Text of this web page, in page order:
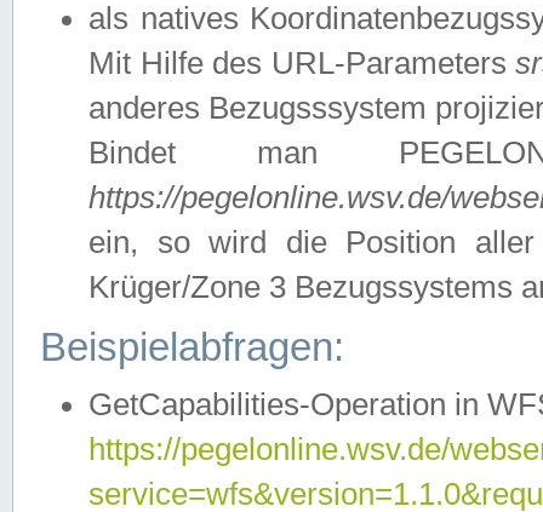
als natives
Mit Hilfe des URL-Parameters
anderes Bezugsssystem
Bindet man
https://pegelonline.wsv.de/
ein, so wird die Position
Krüger/Zone 3 Bezugssystems
Beispielabfragen:
GetCapabilities-Operation in
https://pegelonline.wsv.de/